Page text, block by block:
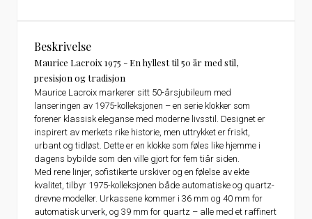
Beskrivelse
Maurice Lacroix 1975 - En hyllest til 50 år med stil,
presisjon og tradisjon
Maurice Lacroix markerer sitt 50-årsjubileum med
lanseringen av 1975-kolleksjonen – en serie klokker som
forener klassisk eleganse med moderne livsstil. Designet er
inspirert av merkets rike historie, men uttrykket er friskt,
urbant og tidløst. Dette er en klokke som føles like hjemme i
dagens bybilde som den ville gjort for fem tiår siden.
Med rene linjer, sofistikerte urskiver og en følelse av ekte
kvalitet, tilbyr 1975-kolleksjonen både automatiske og quartz-
drevne modeller. Urkassene kommer i 36 mm og 40 mm for
automatisk urverk, og 39 mm for quartz – alle med et raffinert